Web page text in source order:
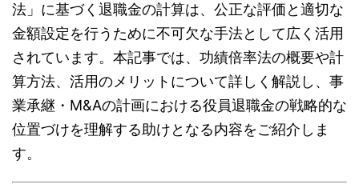
法」に基づく退職金の計算は、公正な評価と適切な
金額設定を行うために不可欠な手法として広く活用
されています。本記事では、功績倍率法の概要や計
算方法、活用のメリットについて詳しく解説し、事
業承継・M&Aの計画における役員退職金の戦略的な
位置づけを理解する助けとなる内容をご紹介しま
す。